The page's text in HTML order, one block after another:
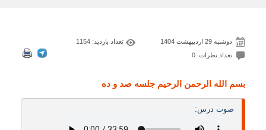
دوشنبه 29 اردیبهشت 1404
تعداد بازدید: 1154
تعداد نظرات: 0
بسم الله الرحمن الرحيم جلسه صد و ده
صوت درس: